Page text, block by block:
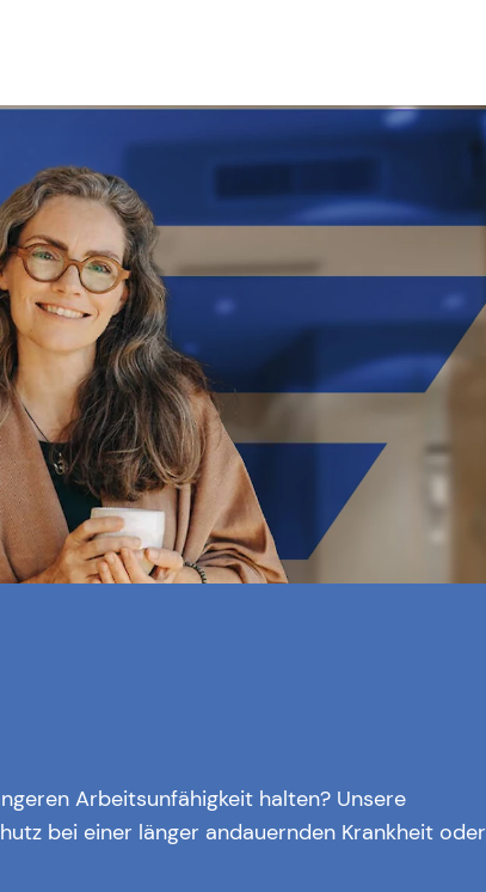
Arbeitsunfähigkeit halten? Unsere
bei einer länger andauernden Krankheit oder